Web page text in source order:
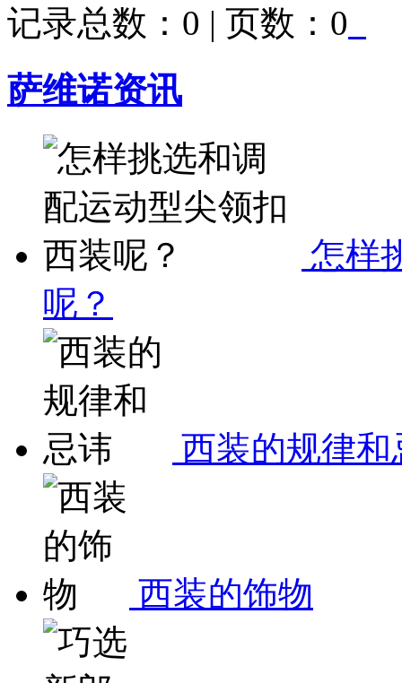
记录总数：0 | 页数：0
萨维诺资讯
怎样
呢？
西装的规律和
西装的饰物